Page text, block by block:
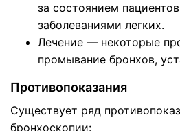
за состоянием
заболеваниями легких.
Лечение — некоторые
промывание бронхов,
Противопоказания
Существует ряд
бронхоскопии: